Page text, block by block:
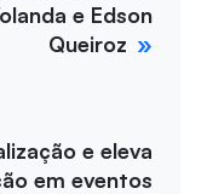
e Edson
Queiroz
e eleva
em eventos